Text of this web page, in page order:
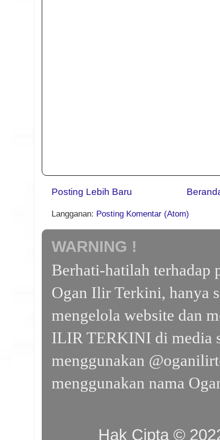
Posting Lebih Baru
Langganan: Posting Komentar (Atom)
WARNING !
Berhati-hatilah terhadap
Ogan Ilir Terkini, hanya
mengelola website dan
ILIR TERKINI di media
menggunakan
menggunakan nama
Hak Cipta ©